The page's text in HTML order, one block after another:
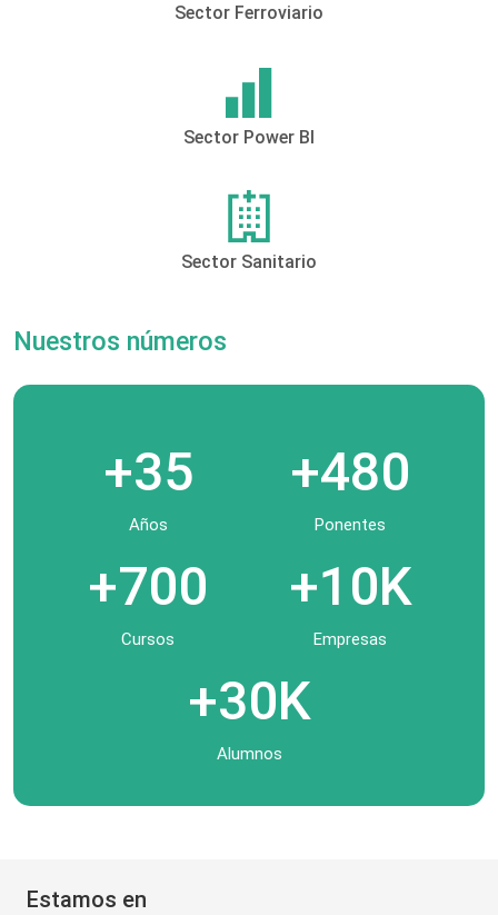
Sector Ferroviario
Sector Power BI
Sector Sanitario
Nuestros números
+35
Años
+480
Ponentes
+700
Cursos
+10K
Empresas
+30K
Alumnos
Estamos en